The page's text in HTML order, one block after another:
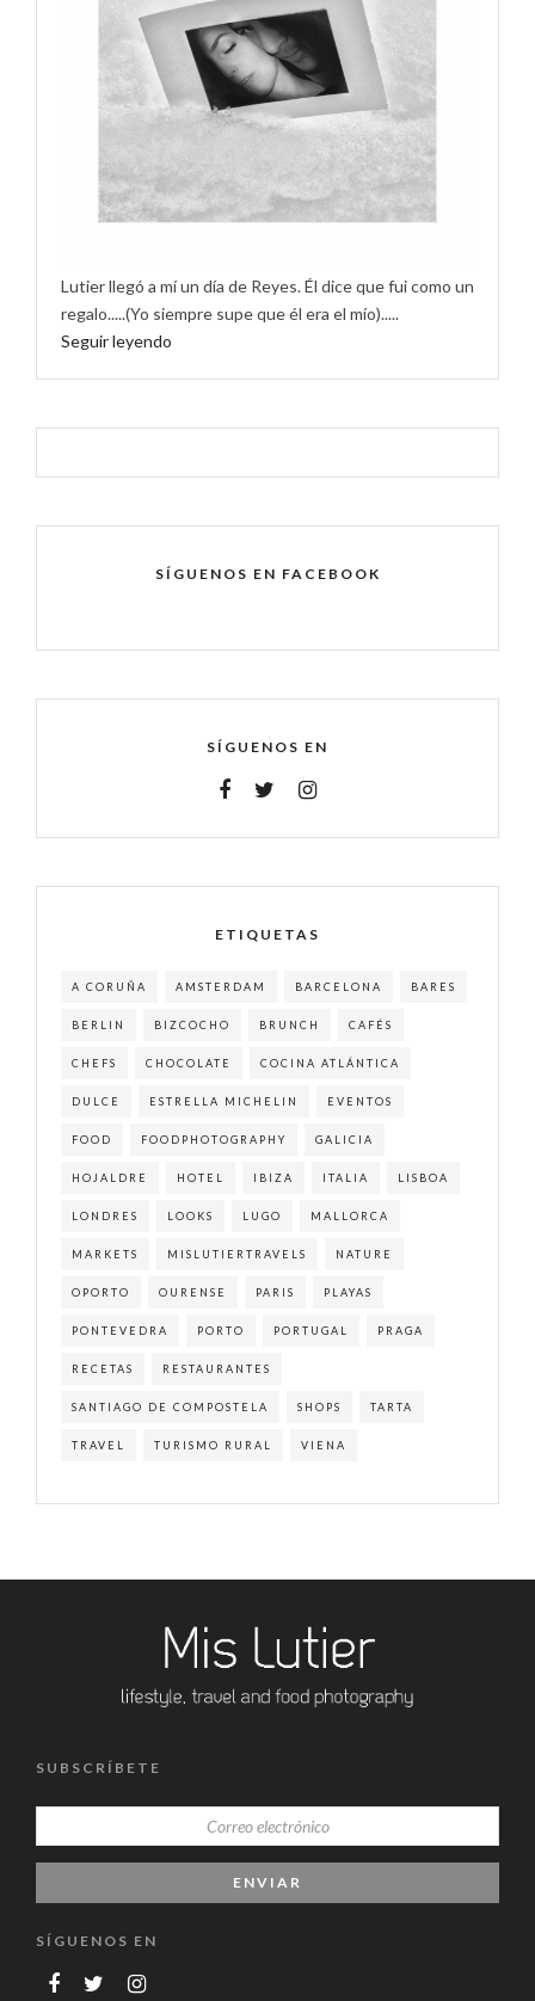
Lutier llegó a mí un día de Reyes. Él dice que fui como un
regalo.....(Yo siempre supe que él era el mío).....
Seguir leyendo
SÍGUENOS EN FACEBOOK
SÍGUENOS EN
ETIQUETAS
A CORUÑA AMSTERDAM BARCELONA BARES
BERLIN BIZCOCHO BRUNCH CAFÉS
CHEFS CHOCOLATE COCINA ATLÁNTICA
DULCE ESTRELLA MICHELIN EVENTOS
FOOD FOODPHOTOGRAPHY GALICIA
HOJALDRE HOTEL IBIZA ITALIA LISBOA
LONDRES LOOKS LUGO MALLORCA
MARKETS MISLUTIERTRAVELS NATURE
OPORTO OURENSE PARIS PLAYAS
PONTEVEDRA PORTO PORTUGAL PRAGA
RECETAS RESTAURANTES
SANTIAGO DE COMPOSTELA SHOPS TARTA
TRAVEL TURISMO RURAL VIENA
SUBSCRÍBETE
SÍGUENOS EN